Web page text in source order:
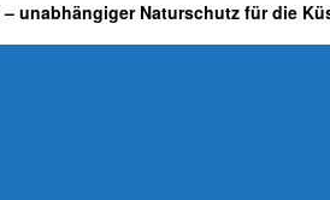
unabhängiger Naturschutz für die